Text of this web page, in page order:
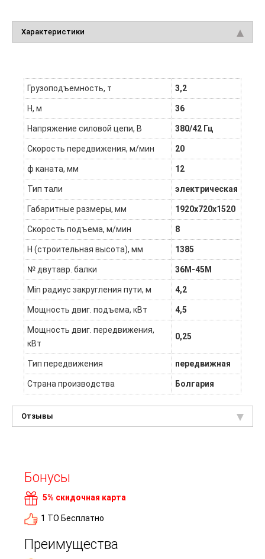
Характеристики
Грузоподъемность, т 3,2
Н, м 36
Напряжение силовой цепи, В 380/42 Гц
Скорость передвижения, м/мин 20
ф каната, мм 12
Тип тали электрическая
Габаритные размеры, мм 1920х720х1520
Скорость подъема, м/мин 8
Н (строительная высота), мм 1385
№ двутавр. балки 36М-45М
Min радиус закругления пути, м 4,2
Мощность двиг. подъема, кВт 4,5
Мощность двиг. передвижения,
кВт
0,25
Тип передвижения передвижная
Страна производства Болгария
Отзывы
Бонусы
5% скидочная карта
1 ТО Бесплатно
Преимущества